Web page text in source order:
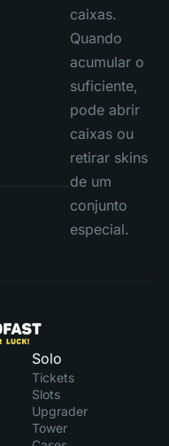
caixas.
Quando
acumular o
suficiente,
pode abrir
caixas ou
retirar skins
de um
conjunto
especial.
Solo
Tickets
Slots
Upgrader
Tower